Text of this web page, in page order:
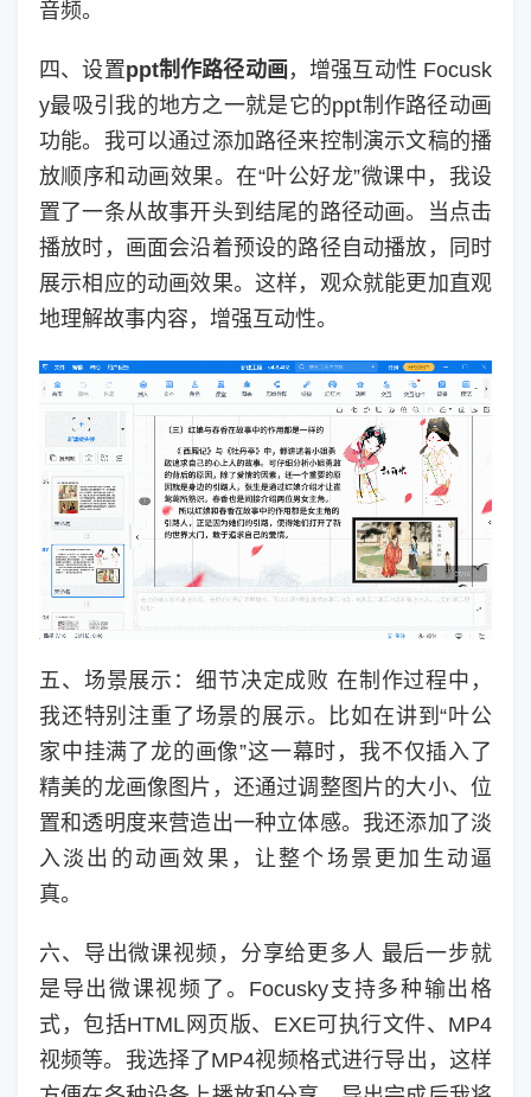
音频。
四、设置ppt制作路径动画，增强互动性 Focusk
y最吸引我的地方之一就是它的ppt制作路径动画
功能。我可以通过添加路径来控制演示文稿的播
放顺序和动画效果。在“叶公好龙”微课中，我设
置了一条从故事开头到结尾的路径动画。当点击
播放时，画面会沿着预设的路径自动播放，同时
展示相应的动画效果。这样，观众就能更加直观
地理解故事内容，增强互动性。
五、场景展示：细节决定成败 在制作过程中，
我还特别注重了场景的展示。比如在讲到“叶公
家中挂满了龙的画像”这一幕时，我不仅插入了
精美的龙画像图片，还通过调整图片的大小、位
置和透明度来营造出一种立体感。我还添加了淡
入淡出的动画效果，让整个场景更加生动逼
真。
六、导出微课视频，分享给更多人 最后一步就
是导出微课视频了。Focusky支持多种输出格
式，包括HTML网页版、EXE可执行文件、MP4
视频等。我选择了MP4视频格式进行导出，这样